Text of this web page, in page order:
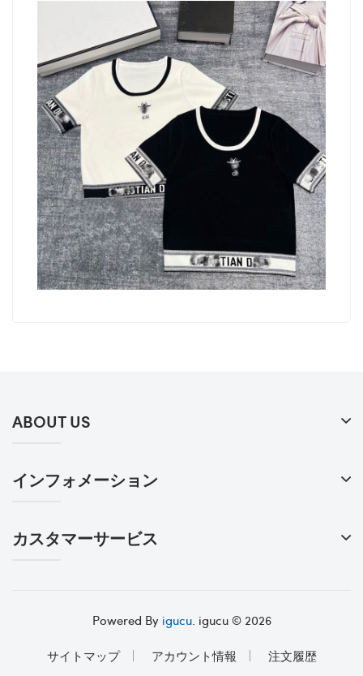
ABOUT US
インフォメーション
カスタマーサービス
Powered By igucu. igucu © 2026
サイトマップ
アカウント情報 注文履歴